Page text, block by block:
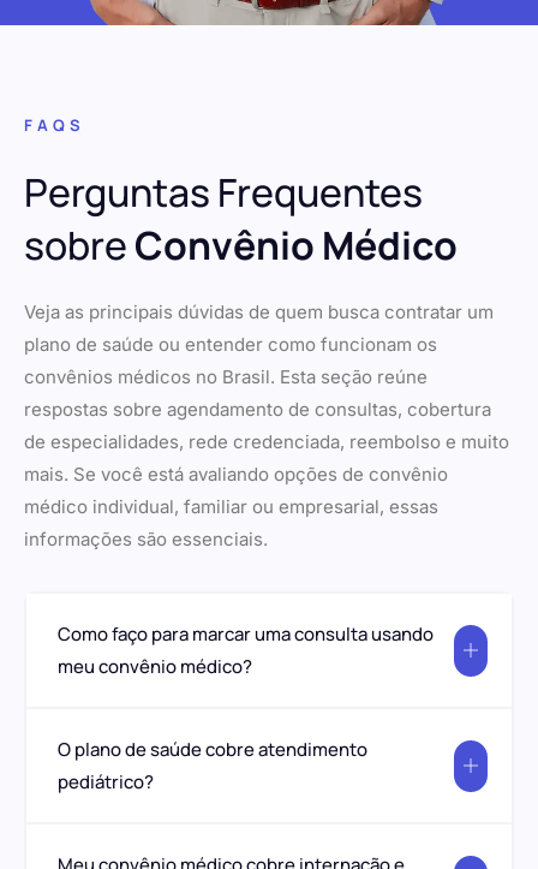
FAQS
Perguntas Frequentes
sobreConvênio Médico
Veja as principais dúvidas de quem busca contratar um
plano de saúde ou entender como funcionam os
convênios médicos no Brasil. Esta seção reúne
respostas sobre agendamento de consultas, cobertura
de especialidades, rede credenciada, reembolso e muito
mais. Se você está avaliando opções de convênio
médico individual, familiar ou empresarial, essas
informações são essenciais.
Como faço para marcar uma consulta usando
meu convênio médico?
O plano de saúde cobre atendimento
pediátrico?